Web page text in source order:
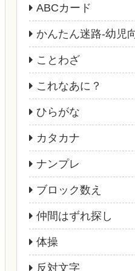
ABCカード
かんたん迷路-幼児
ことわざ
これなあに？
ひらがな
カタカナ
ナンプレ
ブロック数え
仲間はずれ探し
体操
反対文字